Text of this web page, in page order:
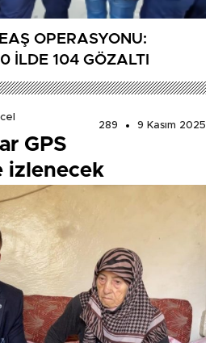
OPERASYONU:
İLDE 104 GÖZALTI
289
9 Kasım 2025
GPS
izlenecek